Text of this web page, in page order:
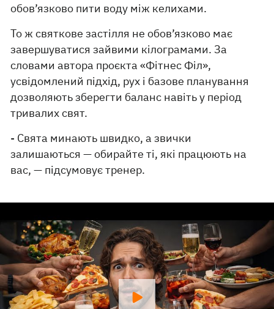
обов’язково пити воду між келихами.
То ж святкове застілля не обов’язково має
завершуватися зайвими кілограмами. За
словами автора проєкта «Фітнес Філ»,
усвідомлений підхід, рух і базове планування
дозволяють зберегти баланс навіть у період
тривалих свят.
- Свята минають швидко, а звички
залишаються — обирайте ті, які працюють на
вас, — підсумовує тренер.